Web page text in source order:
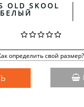
OLD SKOOL
определить свой размер?